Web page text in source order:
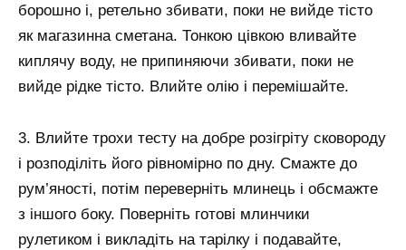
борошно і, ретельно збивати, поки не вийде тісто
як магазинна сметана. Тонкою цівкою вливайте
киплячу воду, не припиняючи збивати, поки не
вийде рідке тісто. Влийте олію і перемішайте.
3. Влийте трохи тесту на добре розігріту сковороду
і розподіліть його рівномірно по дну. Смажте до
рум’яності, потім переверніть млинець і обсмажте
з іншого боку. Поверніть готові млинчики
рулетиком і викладіть на тарілку і подавайте,